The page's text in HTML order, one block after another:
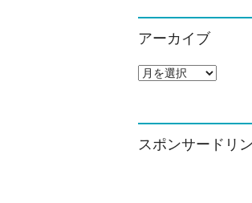
アーカイブ
ア
イ
ブ
スポンサードリ